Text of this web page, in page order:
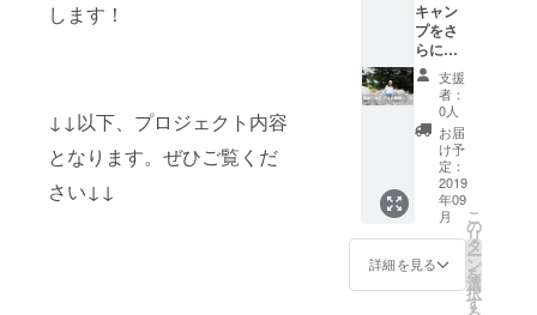
します！
↓↓以下、プロジェクト内容
となります。ぜひご覧くだ
さい↓↓
い！
集後、
八丸TV
にて公
開いた
しま
す。
プサ
ミット
「テー
マ：北
海道の
未来と
キャン
プ」議
事録を
メール
にて送
らせて
きま
す。
援して
くだ
さった
あなた
に、藤
本が心
を込め
てお礼
のメー
ルを送
りま
す。
３）今
回の
きる権
利で
す。荒
削りな
キャン
プ場に
興味が
ある方
には
ぴった
り！（1
回につ
き4名様
まで）
キャン
プをさ
らに楽
しく!あ
りきた
りな
キャン
プでは
満足で
きない
方に最
適なプ
ランで
す。
１）褒
め上手
支援
者：
0人
お届
け予
定：
2019
年09
月
詳細を見る
こ
の
リ
タ
ー
ン
を
選
択
す